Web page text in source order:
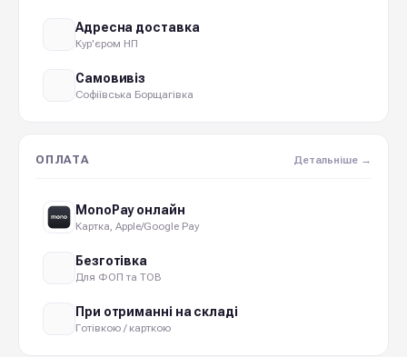
Адресна доставка
Кур'єром НП
Самовивіз
Софіївська Борщагівка
ОПЛАТА Детальніше →
MonoPay онлайн
Картка, Apple/Google Pay
Безготівка
Для ФОП та ТОВ
При отриманні на складі
Готівкою / карткою